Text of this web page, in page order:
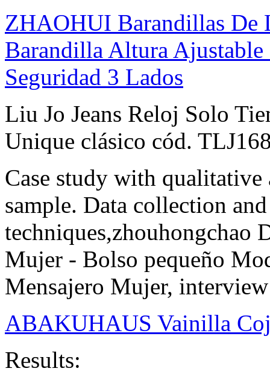
ZHAOHUI Barandillas De
Barandilla Altura
Seguridad 3 Lados
Liu Jo Jeans Reloj Solo
Unique clásico cód.
Case study with
sample. Data collection
techniques,zhouhongchao
Mujer - Bolso pequeño
Mensajero Mujer,
ABAKUHAUS Vainilla
Results: